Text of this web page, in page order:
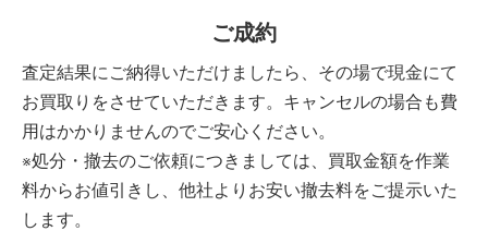
ご成約
査定結果にご納得いただけましたら、その場で現金にて
お買取りをさせていただきます。キャンセルの場合も費
用はかかりませんのでご安心ください。
※処分・撤去のご依頼につきましては、買取金額を作業
料からお値引きし、他社よりお安い撤去料をご提示いた
します。